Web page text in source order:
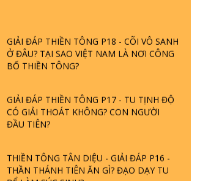
GIẢI ĐÁP THIỀN TÔNG P18 - CÕI VÔ SANH
Ở ĐÂU? TẠI SAO VIỆT NAM LÀ NƠI CÔNG
BỐ THIỀN TÔNG?
GIẢI ĐÁP THIỀN TÔNG P17 - TU TỊNH ĐỘ
CÓ GIẢI THOÁT KHÔNG? CON NGƯỜI
ĐẦU TIÊN?
THIỀN TÔNG TÂN DIỆU - GIẢI ĐÁP P16 -
THẦN THÁNH TIÊN ĂN GÌ? ĐẠO DẠY TU
ĐỂ LÀM SÚC SINH?